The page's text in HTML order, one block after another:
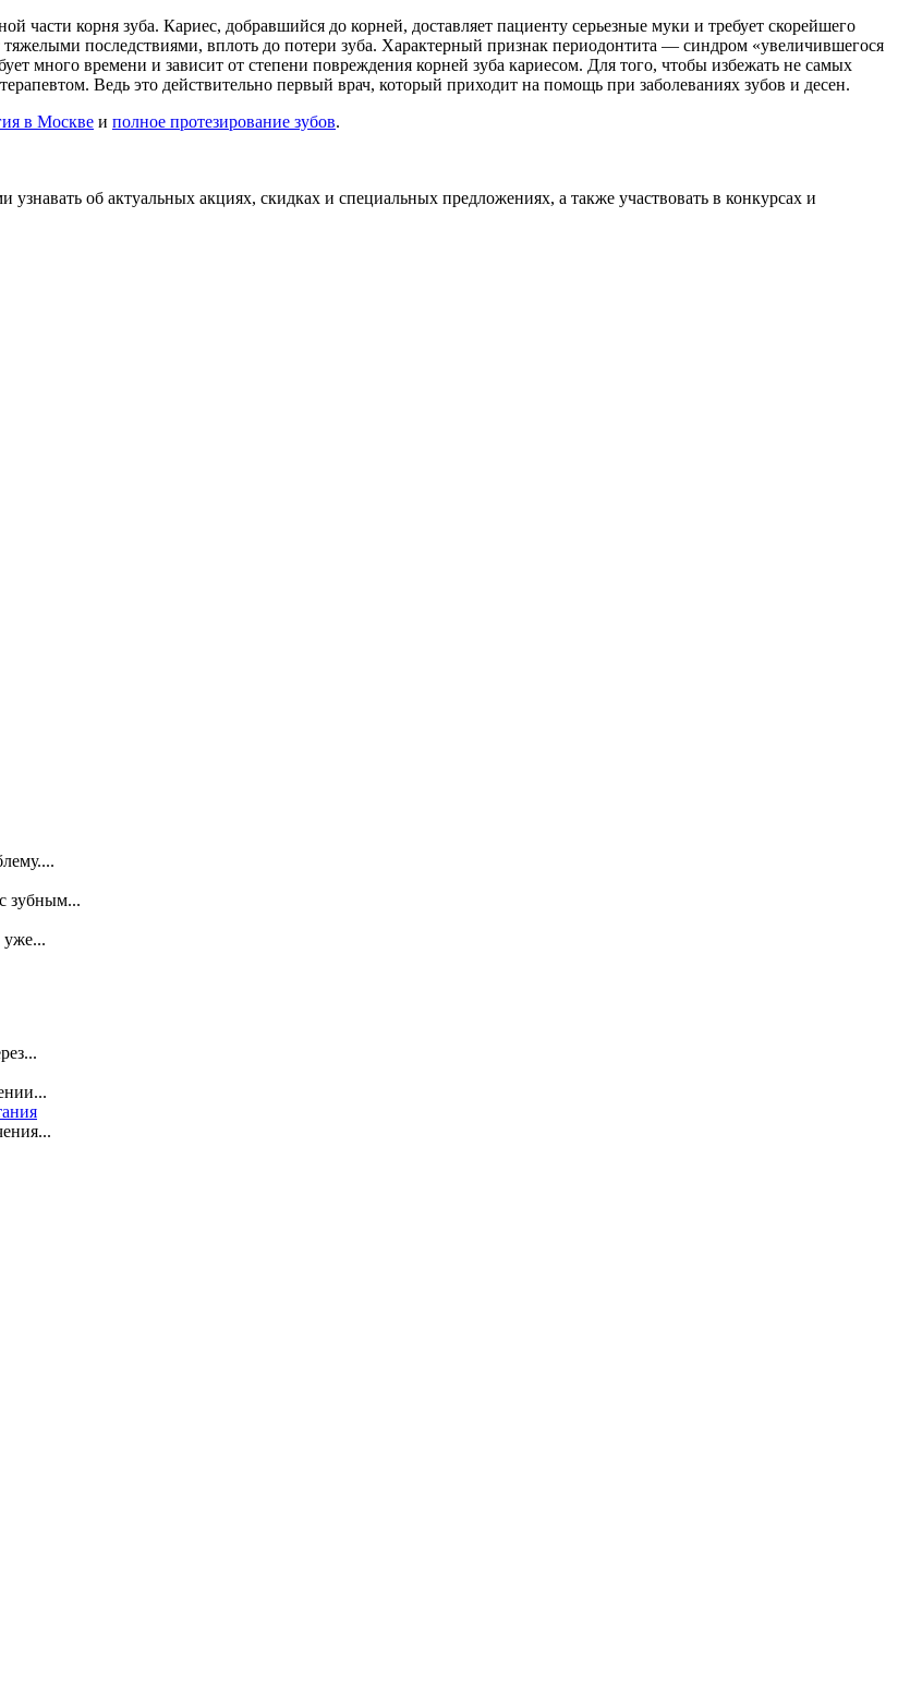
части корня зуба. Кариес, добравшийся до корней, доставляет пациенту серьезные муки и требует скорейшего
тяжелыми последствиями, вплоть до потери зуба. Характерный признак периодонтита — синдром «увеличившегося
много времени и зависит от степени повреждения корней зуба кариесом. Для того, чтобы избежать не самых
Ведь это действительно первый врач, который приходит на помощь при заболеваниях зубов и десен.
в Москве и полное протезирование зубов.
узнавать об актуальных акциях, скидках и специальных предложениях, а также участвовать в конкурсах и
зубным...
уже...